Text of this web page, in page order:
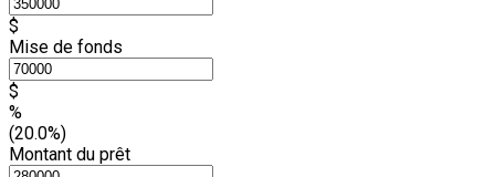
$
Mise de fonds
$
%
(20.0%)
Montant du prêt